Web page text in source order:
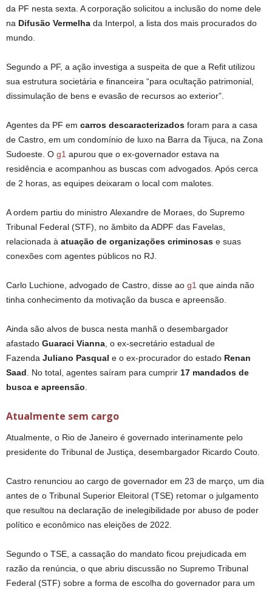
da PF nesta sexta. A corporação solicitou a inclusão do nome dele
na Difusão Vermelha da Interpol, a lista dos mais procurados do
mundo.
Segundo a PF, a ação investiga a suspeita de que a Refit utilizou
sua estrutura societária e financeira “para ocultação patrimonial,
dissimulação de bens e evasão de recursos ao exterior”.
Agentes da PF em carros descaracterizados foram para a casa
de Castro, em um condomínio de luxo na Barra da Tijuca, na Zona
Sudoeste. O g1 apurou que o ex-governador estava na
residência e acompanhou as buscas com advogados. Após cerca
de 2 horas, as equipes deixaram o local com malotes.
A ordem partiu do ministro Alexandre de Moraes, do Supremo
Tribunal Federal (STF), no âmbito da ADPF das Favelas,
relacionada à atuação de organizações criminosas e suas
conexões com agentes públicos no RJ.
Carlo Luchione, advogado de Castro, disse ao g1 que ainda não
tinha conhecimento da motivação da busca e apreensão.
Ainda são alvos de busca nesta manhã o desembargador
afastado Guaraci Vianna, o ex-secretário estadual de
Fazenda Juliano Pasqual e o ex-procurador do estado Renan
Saad. No total, agentes saíram para cumprir 17 mandados de
busca e apreensão.
Atualmente sem cargo
Atualmente, o Rio de Janeiro é governado interinamente pelo
presidente do Tribunal de Justiça, desembargador Ricardo Couto.
Castro renunciou ao cargo de governador em 23 de março, um dia
antes de o Tribunal Superior Eleitoral (TSE) retomar o julgamento
que resultou na declaração de inelegibilidade por abuso de poder
político e econômico nas eleições de 2022.
Segundo o TSE, a cassação do mandato ficou prejudicada em
razão da renúncia, o que abriu discussão no Supremo Tribunal
Federal (STF) sobre a forma de escolha do governador para um